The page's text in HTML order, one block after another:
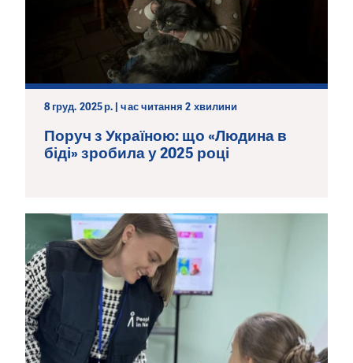
8 груд. 2025 р. | час читання 2 хвилини
Поруч з Україною: що «Людина в
біді» зробила у 2025 році